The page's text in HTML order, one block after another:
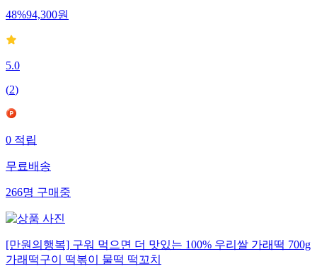
48%94,300원
5.0
(2)
0적립
무료배송
266명구매중
[만원의행복] 구워 먹으면 더 맛있는 100% 우리쌀 가래떡 700g
가래떡구이 떡볶이 물떡 떡꼬치